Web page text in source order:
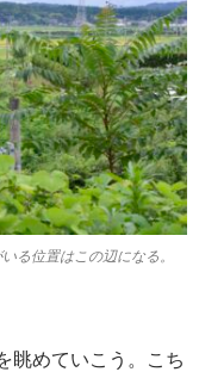
る位置はこの辺になる。
眺めていこう。こち